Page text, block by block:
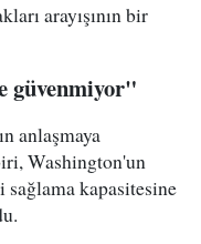
arayışının bir
güvenmiyor"
anlaşmaya
Washington'un
kapasitesine